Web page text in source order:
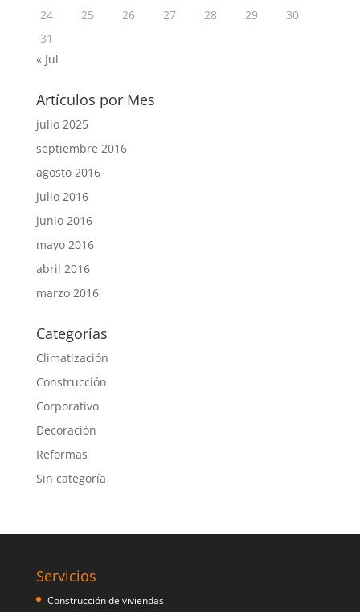
24
25 26 27 28 29
30
31
« Jul
Artículos por Mes
julio 2025
septiembre 2016
agosto 2016
julio 2016
junio 2016
mayo 2016
abril 2016
marzo 2016
Categorías
Climatización
Construcción
Corporativo
Decoración
Reformas
Sin categoría
Servicios
Construcción de viviendas